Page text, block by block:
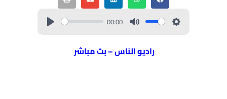
00:00
راديو الناس – بث مباشر